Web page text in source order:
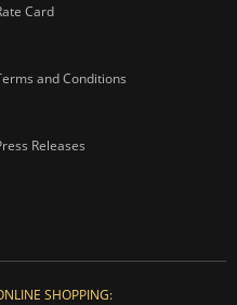
Card
and Conditions
Releases
SHOPPING: